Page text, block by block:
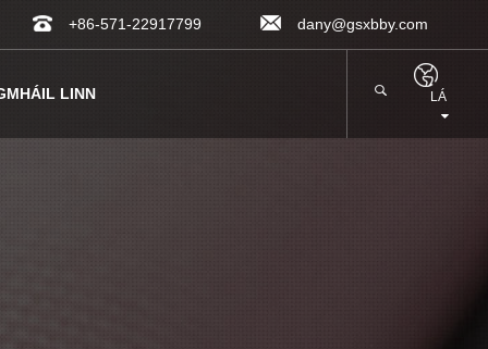
+86-571-22917799 dany@gsxbby.com
LINN LÁ